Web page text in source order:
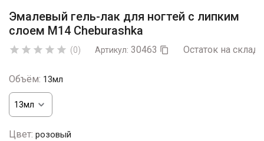
Эмалевый гель-лак для ногтей с липким
слоем M14 Cheburashka
     (0) Артикул: 30463  Остаток на
Объём: 13мл
Цвет: розовый